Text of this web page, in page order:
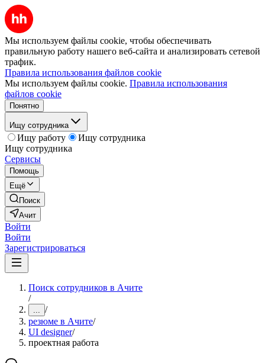
Мы используем файлы cookie, чтобы обеспечивать
правильную работу нашего веб-сайта и анализировать сетевой
трафик.
Правила использования файлов cookie
Мы используем файлы cookie. Правила использования
файлов cookie
Понятно
Ищу сотрудника
Ищу работу
Ищу сотрудника
Ищу сотрудника
Сервисы
Помощь
Ещё
Поиск
Ачит
Войти
Войти
Зарегистрироваться
Поиск сотрудников в Ачите
/
... /
резюме в Ачите/
UI designer/
проектная работа